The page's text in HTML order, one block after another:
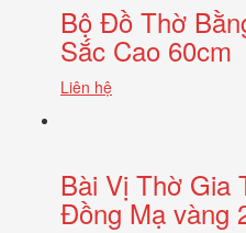
Bộ Đồ Thờ
Sắc Cao 60cm
Liên hệ
Bài Vị Thờ Gia
Đồng Mạ vàng